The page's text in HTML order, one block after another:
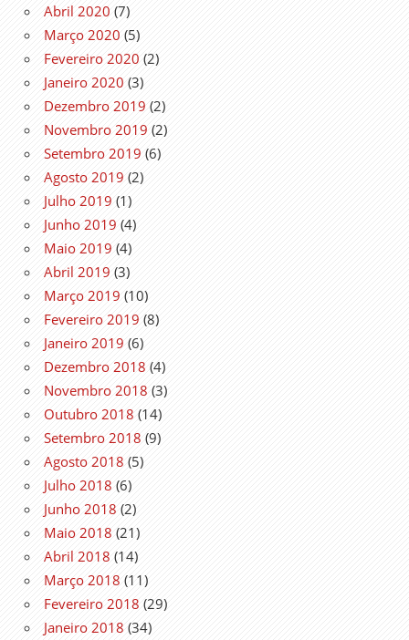
Abril 2020 (7)
Março 2020 (5)
Fevereiro 2020 (2)
Janeiro 2020 (3)
Dezembro 2019 (2)
Novembro 2019 (2)
Setembro 2019 (6)
Agosto 2019 (2)
Julho 2019 (1)
Junho 2019 (4)
Maio 2019 (4)
Abril 2019 (3)
Março 2019 (10)
Fevereiro 2019 (8)
Janeiro 2019 (6)
Dezembro 2018 (4)
Novembro 2018 (3)
Outubro 2018 (14)
Setembro 2018 (9)
Agosto 2018 (5)
Julho 2018 (6)
Junho 2018 (2)
Maio 2018 (21)
Abril 2018 (14)
Março 2018 (11)
Fevereiro 2018 (29)
Janeiro 2018 (34)